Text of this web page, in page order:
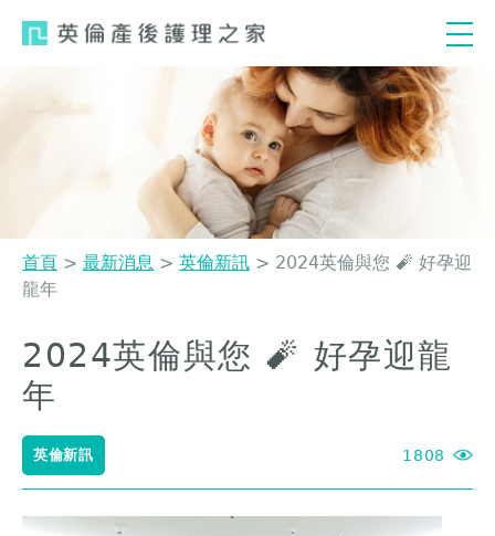
您
在
這
裡
首頁 > 最新消息 > 英倫新訊 > 2024英倫與您 🧨 好孕迎
龍年
Back
to
top
2024英倫與您 🧨 好孕迎龍
年
英倫新訊 1808